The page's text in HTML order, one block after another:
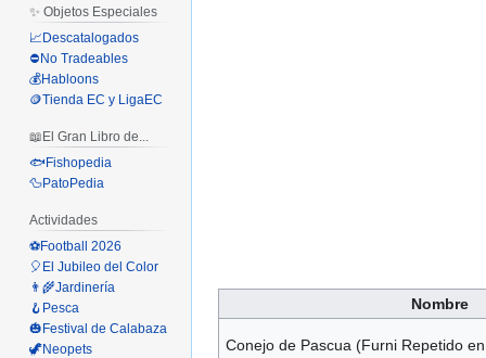
Nombre
Conejo de Pascua (Furni Repetido
✨ Objetos Especiales
📈Descatalogados
⛔No Tradeables
💰Habloons
🪙Tienda EC y LigaEC
📖El Gran Libro de...
🐟Fishopedia
🦆PatoPedia
Actividades
⚽Football 2026
🎈El Jubileo del Color
👨‍🌾Jardinería
🪝Pesca
🎃Festival de Calabaza
🦖Neopets